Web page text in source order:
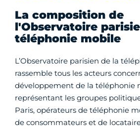
La composition de
l'Observatoire
téléphonie mobile
L’Observatoire parisien de la
rassemble tous les acteurs
développement de la téléphonie
représentant les groupes
Paris, opérateurs de téléphonie
de consommateurs et de